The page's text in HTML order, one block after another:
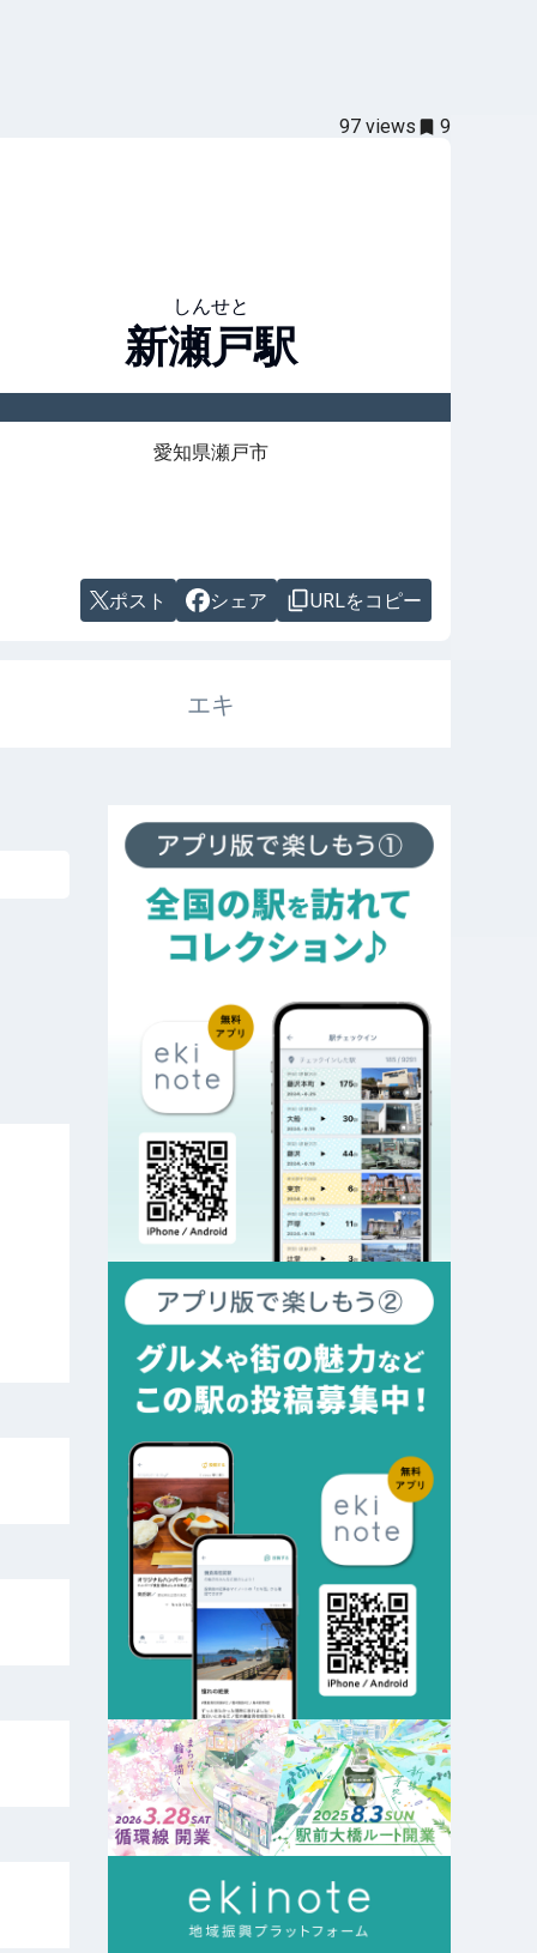
97 views 9
しんせと
新瀬戸駅
愛知県瀬戸市
ポスト シェア URLをコピー
エキ